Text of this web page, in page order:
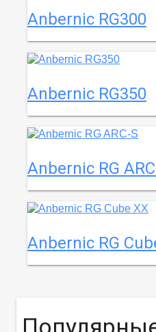
Anbernic RG300
Anbernic RG350
Anbernic RG
Anbernic RG